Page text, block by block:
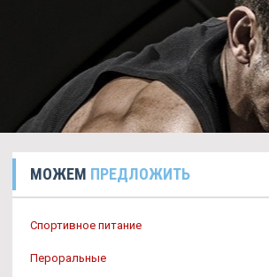
МОЖЕМ ПРЕДЛОЖИТЬ
Спортивное питание
Пероральные